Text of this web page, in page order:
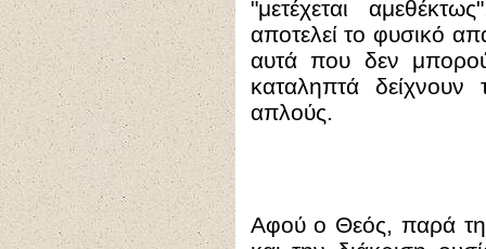
"μετέχεται
αποτελεί το φυσικό
αυτά που δεν
καταληπτά
απλούς.
Αφού ο Θεός, παρά